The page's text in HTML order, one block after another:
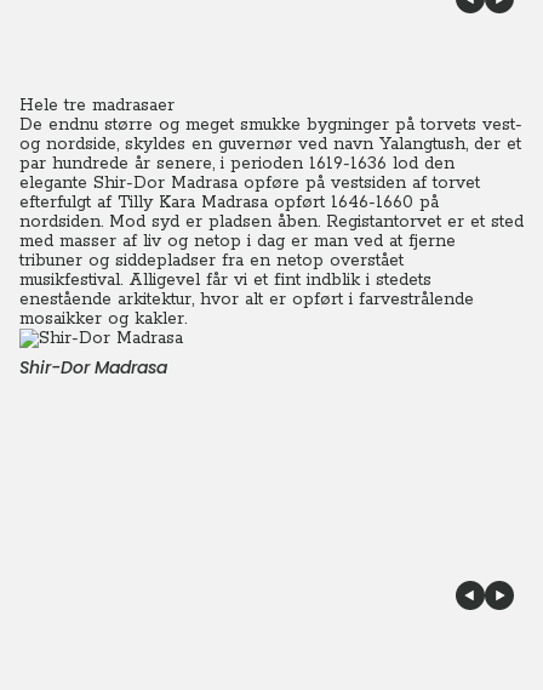
Hele tre madrasaer
De endnu større og meget smukke bygninger på torvets vest-
og nordside, skyldes en guvernør ved navn Yalangtush, der et
par hundrede år senere, i perioden 1619-1636 lod den
elegante Shir-Dor Madrasa opføre på vestsiden af torvet
efterfulgt af Tilly Kara Madrasa opført 1646-1660 på
nordsiden. Mod syd er pladsen åben. Registantorvet er et sted
med masser af liv og netop i dag er man ved at fjerne
tribuner og siddepladser fra en netop overstået
musikfestival. Alligevel får vi et fint indblik i stedets
enestående arkitektur, hvor alt er opført i farvestrålende
mosaikker og kakler.
Shir-Dor Madrasa